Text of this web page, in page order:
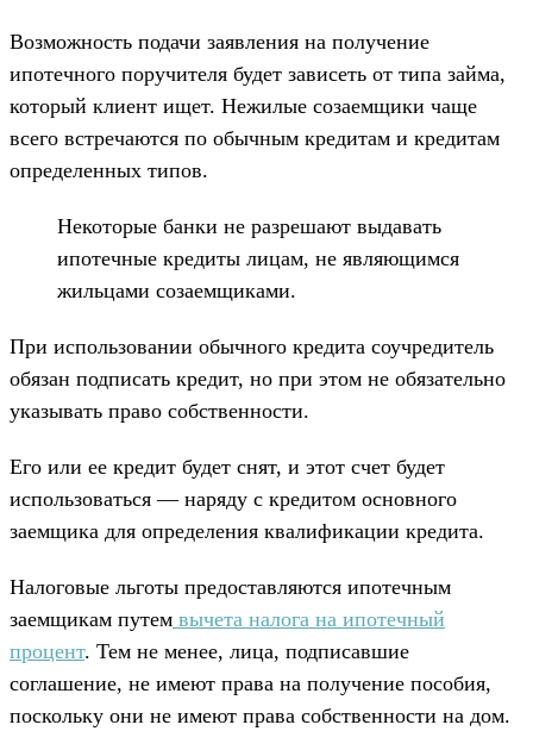
Возможность подачи заявления на получение
ипотечного поручителя будет зависеть от типа займа,
который клиент ищет. Нежилые созаемщики чаще
всего встречаются по обычным кредитам и кредитам
определенных типов.
Некоторые банки не разрешают выдавать
ипотечные кредиты лицам, не являющимся
жильцами созаемщиками.
При использовании обычного кредита соучредитель
обязан подписать кредит, но при этом не обязательно
указывать право собственности.
Его или ее кредит будет снят, и этот счет будет
использоваться — наряду с кредитом основного
заемщика для определения квалификации кредита.
Налоговые льготы предоставляются ипотечным
заемщикам путем вычета налога на ипотечный
процент. Тем не менее, лица, подписавшие
соглашение, не имеют права на получение пособия,
поскольку они не имеют права собственности на дом.